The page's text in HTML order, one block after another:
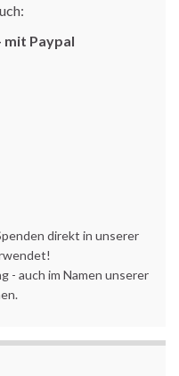
mit Paypal
direkt in unserer
- auch im Namen unserer